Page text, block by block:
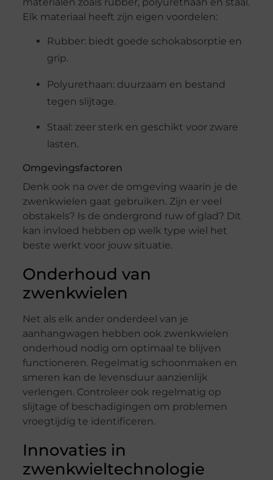
Elk materiaal heeft zijn eigen voordelen:
Rubber: biedt goede schokabsorptie en
grip.
Polyurethaan: duurzaam en bestand
tegen slijtage.
Staal: zeer sterk en geschikt voor zware
lasten.
Omgevingsfactoren
Denk ook na over de omgeving waarin je de
zwenkwielen gaat gebruiken. Zijn er veel
obstakels? Is de ondergrond ruw of glad? Dit
kan invloed hebben op welk type wiel het
beste werkt voor jouw situatie.
Onderhoud van
zwenkwielen
Net als elk ander onderdeel van je
aanhangwagen hebben ook zwenkwielen
onderhoud nodig om optimaal te blijven
functioneren. Regelmatig schoonmaken en
smeren kan de levensduur aanzienlijk
verlengen. Controleer ook regelmatig op
slijtage of beschadigingen om problemen
vroegtijdig te identificeren.
Innovaties in
zwenkwieltechnologie